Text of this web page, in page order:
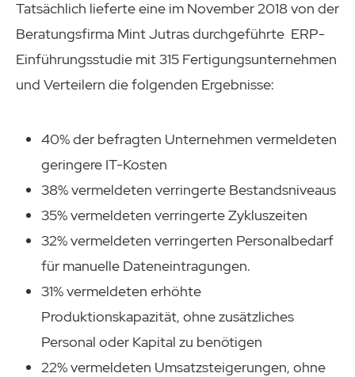
Tatsächlich lieferte eine im November 2018 von der
Beratungsfirma Mint Jutras durchgeführte ERP-
Einführungsstudie mit 315 Fertigungsunternehmen
und Verteilern die folgenden Ergebnisse:
40% der befragten Unternehmen vermeldeten
geringere IT-Kosten
38% vermeldeten verringerte Bestandsniveaus
35% vermeldeten verringerte Zykluszeiten
32% vermeldeten verringerten Personalbedarf
für manuelle Dateneintragungen.
31% vermeldeten erhöhte
Produktionskapazität, ohne zusätzliches
Personal oder Kapital zu benötigen
22% vermeldeten Umsatzsteigerungen, ohne